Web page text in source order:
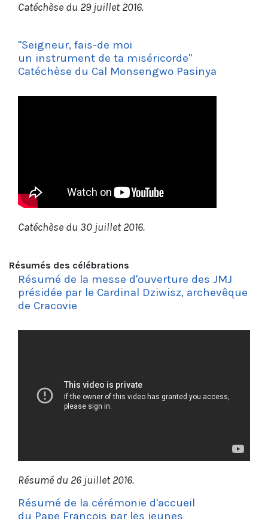
Catéchèse du 29 juillet 2016.
"Seigneur, fais-de moi
un instrument de ta miséricorde"
Catéchèse du Cal Monsengwo Pasinya
Catéchèse du 30 juillet 2016.
Résumés des célébrations
Résumé de la messe d'ouverture des JMJ
présidée par le Cardinal Dziwisz, archevêque
de Cracovie
Résumé du 26 juillet 2016.
Résumé de la cérémonie d'accueil
du Pape François par les jeunes